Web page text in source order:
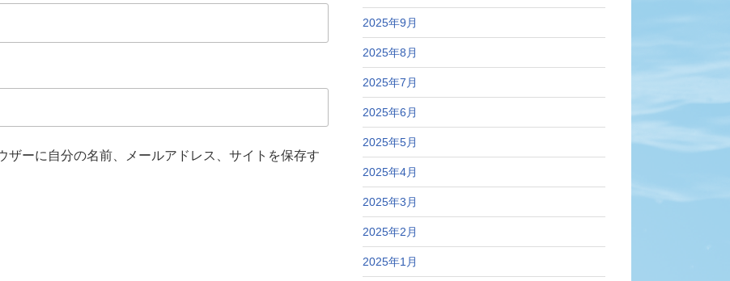
ザーに自分の名前、メールアドレス、サイトを保存す
2025年9月
2025年8月
2025年7月
2025年6月
2025年5月
2025年4月
2025年3月
2025年2月
2025年1月